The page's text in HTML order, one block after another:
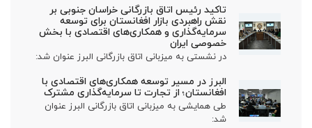
تاکید رئیس اتاق بازرگانی خراسان جنوبی بر
نقش راهبردی بازار افغانستان برای توسعه
سرمایه‌گذاری و همکاری‌های اقتصادی با بخش
خصوصی ایران
در نشستی به میزبانی اتاق بازرگانی البرز عنوان شد:
البرز در مسیر توسعه همکاری‌های اقتصادی با
افغانستان؛ از تجارت تا سرمایه‌گذاری مشترک
طی همایشی به میزبانی اتاق بازرگانی البرز عنوان
شد: